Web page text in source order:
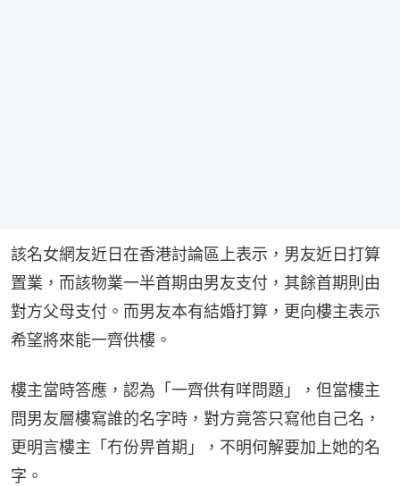
該名女網友近日在香港討論區上表示，男友近日打算
置業，而該物業一半首期由男友支付，其餘首期則由
對方父母支付。而男友本有結婚打算，更向樓主表示
希望將來能一齊供樓。
樓主當時答應，認為「一齊供有咩問題」，但當樓主
問男友層樓寫誰的名字時，對方竟答只寫他自己名，
更明言樓主「冇份畀首期」，不明何解要加上她的名
字。